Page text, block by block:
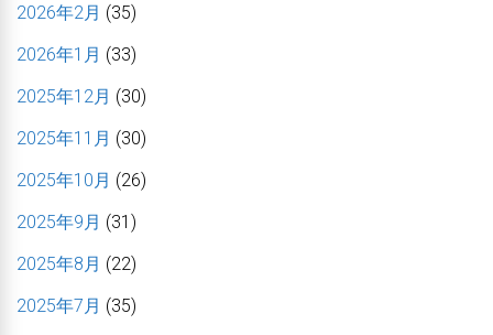
2026年2月 (35)
2026年1月 (33)
2025年12月 (30)
2025年11月 (30)
2025年10月 (26)
2025年9月 (31)
2025年8月 (22)
2025年7月 (35)